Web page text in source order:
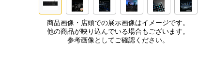
商品画像・店頭での展示画像はイメージです。
他の商品が映り込んでいる場合もございます。
参考画像としてご確認ください。